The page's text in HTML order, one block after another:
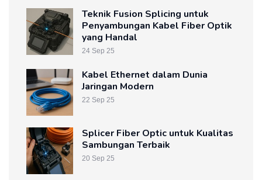
Teknik Fusion Splicing untuk
Penyambungan Kabel Fiber Optik
yang Handal
24 Sep 25
Kabel Ethernet dalam Dunia
Jaringan Modern
22 Sep 25
Splicer Fiber Optic untuk Kualitas
Sambungan Terbaik
20 Sep 25